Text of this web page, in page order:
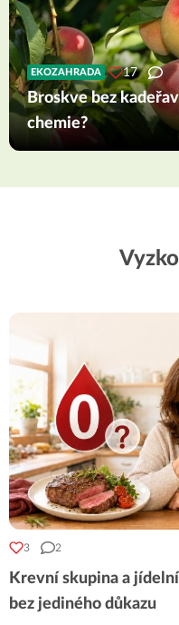
EKOZAHRADA 17
Broskve bez
chemie?
3 2
Krevní skupina a
bez jediného důkazu